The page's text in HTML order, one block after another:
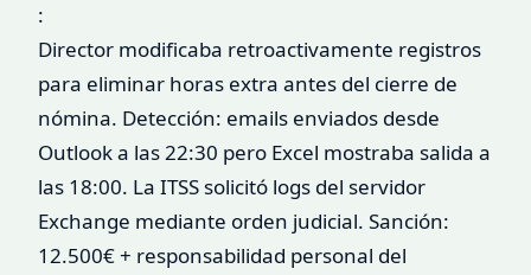
:
Director modificaba retroactivamente registros
para eliminar horas extra antes del cierre de
nómina. Detección: emails enviados desde
Outlook a las 22:30 pero Excel mostraba salida a
las 18:00. La ITSS solicitó logs del servidor
Exchange mediante orden judicial. Sanción:
12.500€ + responsabilidad personal del